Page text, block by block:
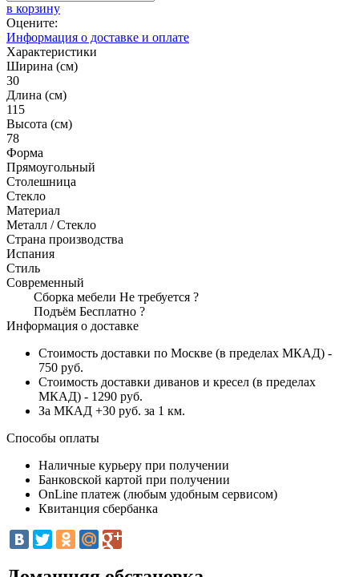
в корзину
Оцените:
Информация о доставке и оплате
Характеристики
Ширина (см)
30
Длина (см)
115
Высота (см)
78
Форма
Прямоугольный
Столешница
Стекло
Материал
Металл / Стекло
Страна производства
Испания
Стиль
Современный
Сборка мебели Не требуется ?
Подъём Бесплатно ?
Информация о доставке
Стоимость доставки по Москве (в пределах МКАД) -
750 руб.
Стоимость доставки диванов и кресел (в пределах
МКАД) - 1290 руб.
За МКАД +30 руб. за 1 км.
Способы оплаты
Наличные курьеру при получении
Банковской картой при получении
OnLine платеж (любым удобным сервисом)
Квитанция сбербанка